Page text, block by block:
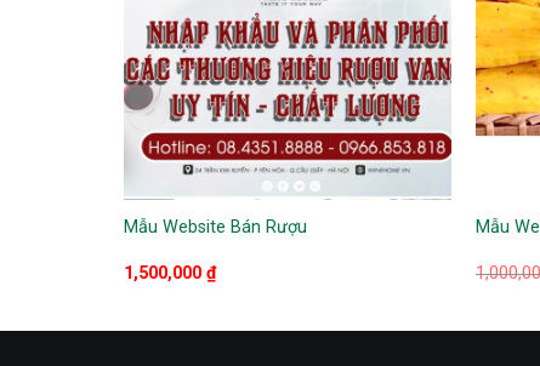
Mẫu Website Bán Rượu
1,500,000 ₫
Mẫu